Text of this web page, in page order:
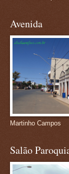
Avenida
Martinho Campos
Salão